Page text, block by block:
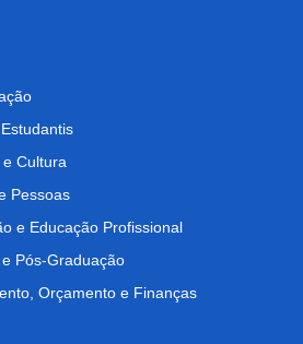
Cultura
Pessoas
e Educação Profissional
Pós-Graduação
Orçamento e Finanças